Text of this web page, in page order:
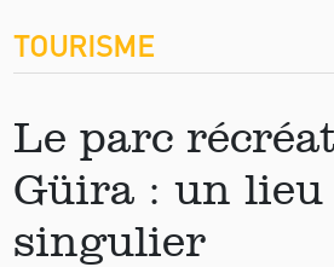
TOURISME
Le parc
Güira : un lieu
singulier